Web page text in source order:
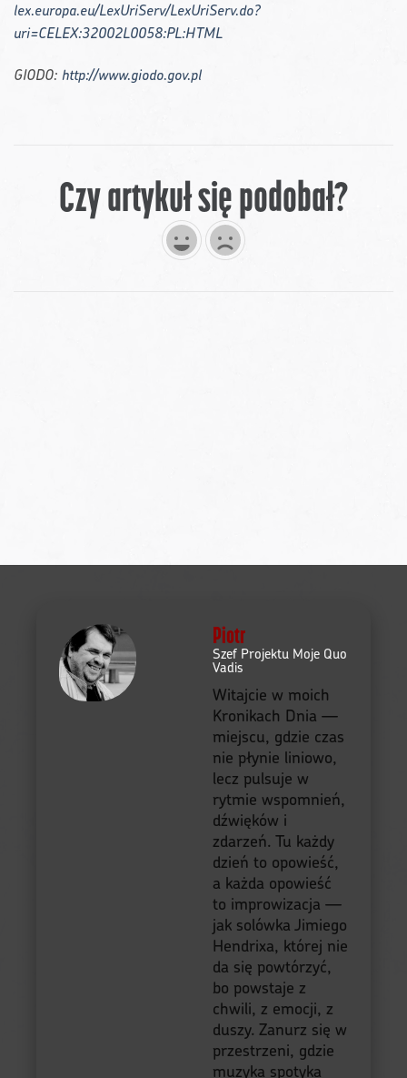
lex.europa.eu/LexUriServ/LexUriServ.do?
uri=CELEX:32002L0058:PL:HTML
GIODO: http://www.giodo.gov.pl
Czy artykuł się podobał?
Piotr
Szef Projektu Moje Quo
Vadis
Witajcie w moich
Kronikach Dnia —
miejscu, gdzie czas
nie płynie liniowo,
lecz pulsuje w
rytmie wspomnień,
dźwięków i
zdarzeń. Tu każdy
dzień to opowieść,
a każda opowieść
to improwizacja —
jak solówka Jimiego
Hendrixa, której nie
da się powtórzyć,
bo powstaje z
chwili, z emocji, z
duszy. Zanurz się w
przestrzeni, gdzie
muzyka spotyka